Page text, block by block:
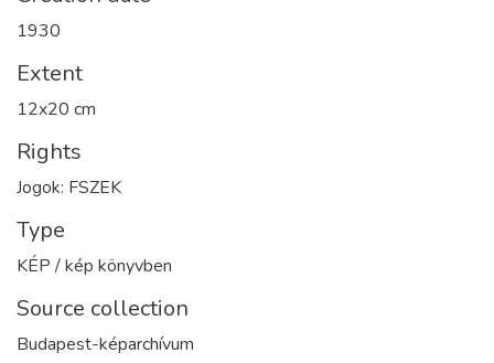
1930
Extent
12x20 cm
Rights
Jogok: FSZEK
Type
KÉP / kép könyvben
Source collection
Budapest-képarchívum